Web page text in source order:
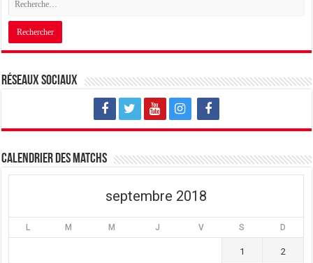
Réseaux sociaux
Calendrier des matchs
septembre 2018
L M M J V S D
1 2